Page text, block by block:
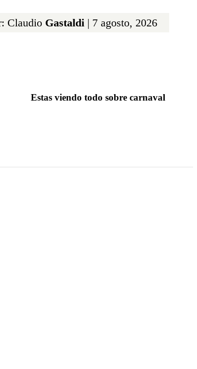
Claudio Gastaldi | 7 agosto, 2026
Estas viendo todo sobre carnaval